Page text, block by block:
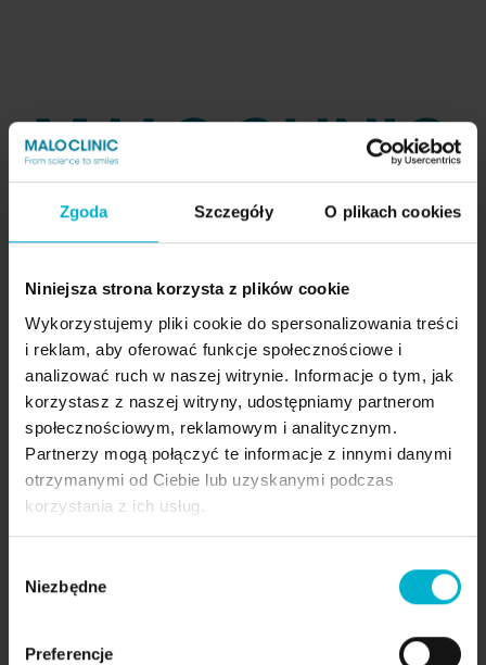
Zgoda Szczegóły O plikach cookies
Niniejsza strona korzysta z plików cookie
Wykorzystujemy pliki cookie do spersonalizowania treści
i reklam, aby oferować funkcje społecznościowe i
analizować ruch w naszej witrynie. Informacje o tym, jak
korzystasz z naszej witryny, udostępniamy partnerom
społecznościowym, reklamowym i analitycznym.
Partnerzy mogą połączyć te informacje z innymi danymi
otrzymanymi od Ciebie lub uzyskanymi podczas
korzystania z ich usług.
zgody
Niezbędne
Preferencje
Malo Clinic: profesjonalna klinika stomatologiczna
w Warszawie, Szczecinie, Wrocławiu i Rzeszowie
Infolinia Malo Clinic
+48 22 393 63 33
+48 516 039 713
maloclinics.com